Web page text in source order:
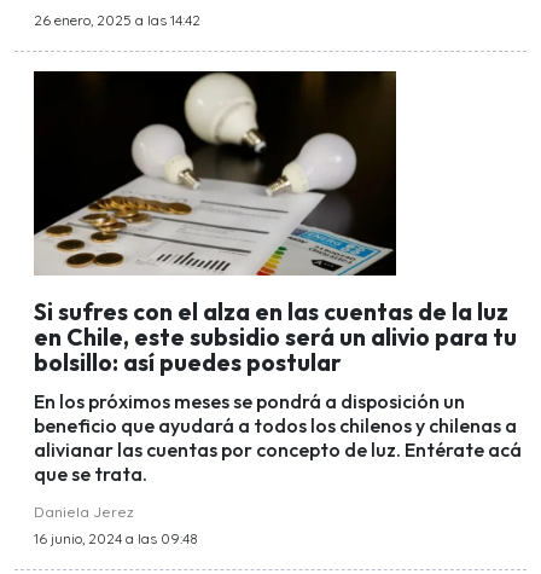
26 enero, 2025 a las 14:42
Si sufres con el alza en las cuentas de la luz
en Chile, este subsidio será un alivio para tu
bolsillo: así puedes postular
En los próximos meses se pondrá a disposición un
beneficio que ayudará a todos los chilenos y chilenas a
alivianar las cuentas por concepto de luz. Entérate acá
que se trata.
Daniela Jerez
16 junio, 2024 a las 09:48